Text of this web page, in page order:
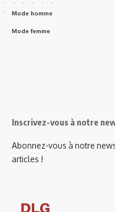
Mode homme
Mode femme
Inscrivez-vous à notre
Abonnez-vous à notre
articles !